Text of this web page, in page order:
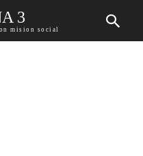
3
mision social